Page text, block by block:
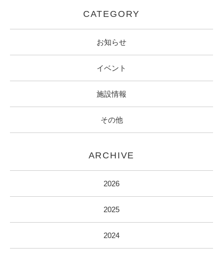
CATEGORY
お知らせ
イベント
施設情報
その他
ARCHIVE
2026
2025
2024